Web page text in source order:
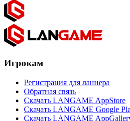
Игрокам
Регистрация для ланнера
Обратная связь
Скачать LANGAME AppStore
Скачать LANGAME Google
Скачать LANGAME